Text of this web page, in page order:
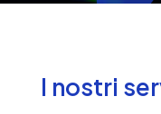
I nostri